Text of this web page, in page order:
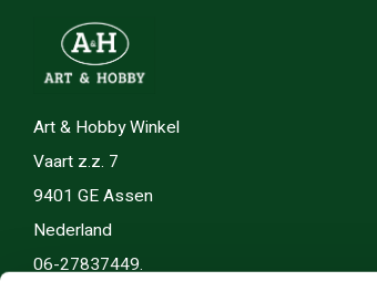
Art & Hobby Winkel
Vaart z.z. 7
9401 GE Assen
Nederland
06-27837449.